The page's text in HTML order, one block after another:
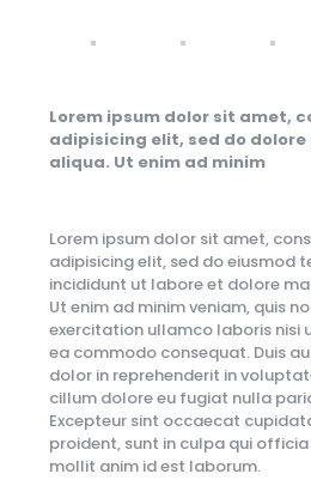
Lorem ipsum dolor sit amet,
adipisicing elit, sed do dolore
aliqua. Ut enim ad minim
Lorem ipsum dolor sit amet,
adipisicing elit, sed do eiusmod
incididunt ut labore et dolore
Ut enim ad minim veniam, quis
exercitation ullamco laboris nisi
ea commodo consequat. Duis
dolor in reprehenderit in
cillum dolore eu fugiat nulla
Excepteur sint occaecat
proident, sunt in culpa qui
mollit anim id est laborum.